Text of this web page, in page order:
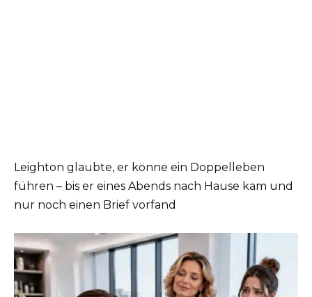
Leighton glaubte, er könne ein Doppelleben
führen – bis er eines Abends nach Hause kam und
nur noch einen Brief vorfand